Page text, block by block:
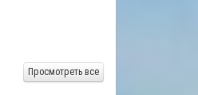
Просмотреть все